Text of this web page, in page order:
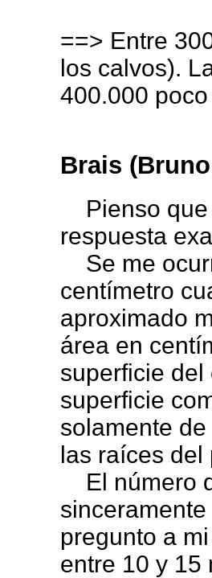
==> Entre
los calvos).
400.000
Brais
Pienso que
respuesta
Se me
centímetro
aproximado
área en
superficie
superficie
solamente
las raíces del
El número
pregunto a
entre 10 y 15